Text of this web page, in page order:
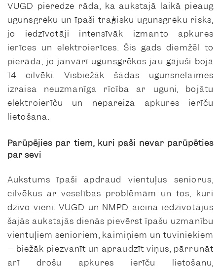
VUGD pieredze rāda, ka aukstajā laikā pieaug
ugunsgrēku un īpaši traģisku ugunsgrēku risks,
jo iedzīvotāji intensīvāk izmanto apkures
ierīces un elektroierīces. Šis gads diemžēl to
pierāda, jo janvārī ugunsgrēkos jau gājuši bojā
14 cilvēki. Visbiežāk šādas ugunsnelaimes
izraisa neuzmanīga rīcība ar uguni, bojātu
elektroierīču un nepareiza apkures ierīču
lietošana.
Parūpējies par tiem, kuri paši nevar parūpēties
par sevi
Aukstums īpaši apdraud vientuļus seniorus,
cilvēkus ar veselības problēmām un tos, kuri
dzīvo vieni. VUGD un NMPD aicina iedzīvotājus
šajās aukstajās dienās pievērst īpašu uzmanību
vientuļiem senioriem, kaimiņiem un tuviniekiem
– biežāk piezvanīt un apraudzīt viņus, pārrunāt
arī drošu apkures ierīču lietošanu,